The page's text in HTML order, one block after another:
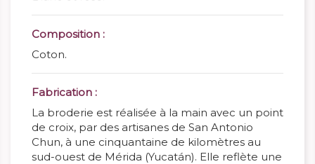
Composition :
Coton.
Fabrication :
La broderie est réalisée à la main avec un point
de croix, par des artisanes de San Antonio
Chun, à une cinquantaine de kilomètres au
sud-ouest de Mérida (Yucatán). Elle reflète une